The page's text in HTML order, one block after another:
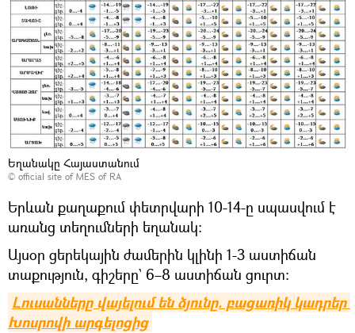
Եղանակը Հայաստանում
© official site of MES of RA
Երևան քաղաքում փետրվարի 10-14-ը սպասվում է
առանց տեղումների եղանակ։
Այսօր ցերեկային ժամերին կլինի 1-3 աստիճան
տաքություն, գիշերը` 6–8 աստիճան ցուրտ։
Լուսանները վայելում են ձյունը. բացառիկ կադրեր
Խոսրովի արգելոցից